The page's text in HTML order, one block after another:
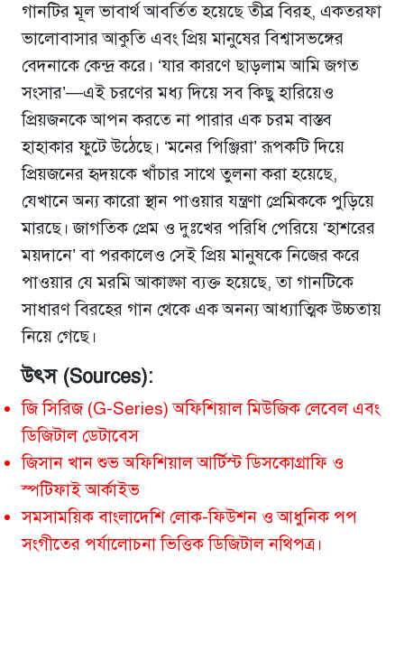
গানটির মূল ভাবার্থ আবর্তিত হয়েছে তীব্র বিরহ, একতরফা
ভালোবাসার আকুতি এবং প্রিয় মানুষের বিশ্বাসভঙ্গের
বেদনাকে কেন্দ্র করে। ‘যার কারণে ছাড়লাম আমি জগত
সংসার’—এই চরণের মধ্য দিয়ে সব কিছু হারিয়েও
প্রিয়জনকে আপন করতে না পারার এক চরম বাস্তব
হাহাকার ফুটে উঠেছে। ‘মনের পিঞ্জিরা’ রূপকটি দিয়ে
প্রিয়জনের হৃদয়কে খাঁচার সাথে তুলনা করা হয়েছে,
যেখানে অন্য কারো স্থান পাওয়ার যন্ত্রণা প্রেমিককে পুড়িয়ে
মারছে। জাগতিক প্রেম ও দুঃখের পরিধি পেরিয়ে ‘হাশরের
ময়দানে’ বা পরকালেও সেই প্রিয় মানুষকে নিজের করে
পাওয়ার যে মরমি আকাঙ্ক্ষা ব্যক্ত হয়েছে, তা গানটিকে
সাধারণ বিরহের গান থেকে এক অনন্য আধ্যাত্মিক উচ্চতায়
নিয়ে গেছে।
উৎস (Sources):
জি সিরিজ (G-Series) অফিশিয়াল মিউজিক লেবেল এবং
ডিজিটাল ডেটাবেস
জিসান খান শুভ অফিশিয়াল আর্টিস্ট ডিসকোগ্রাফি ও
স্পটিফাই আর্কাইভ
সমসাময়িক বাংলাদেশি লোক-ফিউশন ও আধুনিক পপ
সংগীতের পর্যালোচনা ভিত্তিক ডিজিটাল নথিপত্র।